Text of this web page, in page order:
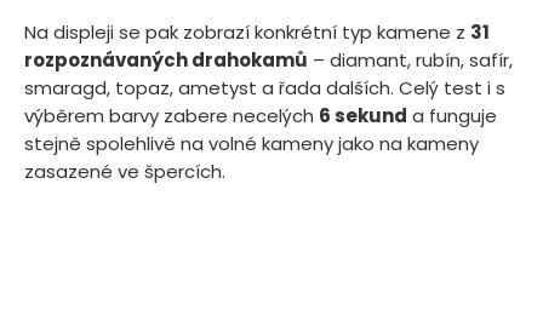
Na displeji se pak zobrazí konkrétní typ kamene z 31
rozpoznávaných drahokamů – diamant, rubín, safír,
smaragd, topaz, ametyst a řada dalších. Celý test i s
výběrem barvy zabere necelých 6 sekund a funguje
stejně spolehlivě na volné kameny jako na kameny
zasazené ve špercích.